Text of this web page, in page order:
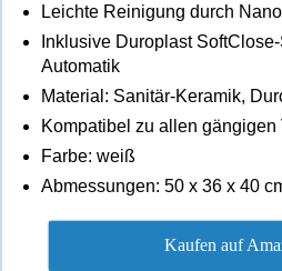
Leichte Reinigung durch
Inklusive Duroplast
Automatik
Material: Sanitär-Keramik,
Kompatibel zu allen
Farbe: weiß
Abmessungen: 50 x 36 x 40
Kaufen auf